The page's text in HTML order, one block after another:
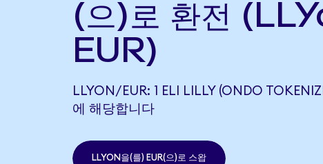
(으)로 환전
EUR)
LLYON/EUR: 1 ELI LILLY (ONDO
에 해당합니다
LLYON을(를) EUR(으)로 스왑